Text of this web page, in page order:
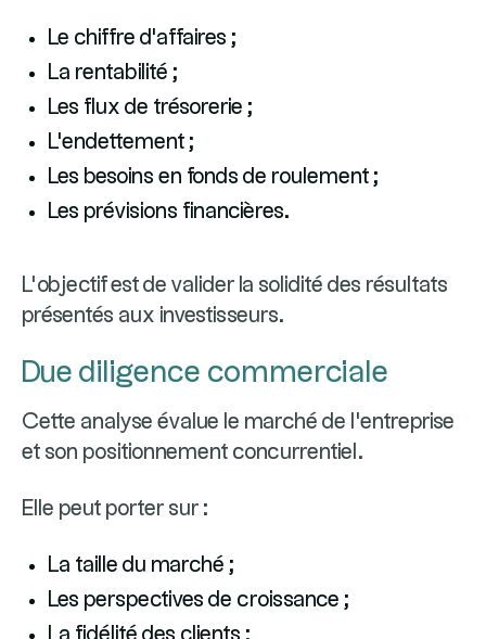
Le chiffre d'affaires ;
La rentabilité ;
Les flux de trésorerie ;
L'endettement ;
Les besoins en fonds de roulement ;
Les prévisions financières.
L'objectif est de valider la solidité des résultats
présentés aux investisseurs.
Due diligence commerciale
Cette analyse évalue le marché de l'entreprise
et son positionnement concurrentiel.
Elle peut porter sur :
La taille du marché ;
Les perspectives de croissance ;
La fidélité des clients ;